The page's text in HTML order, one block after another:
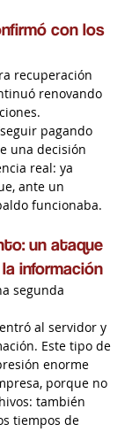
con los
recuperación
renovando
pagando
una decisión
real: ya
ante un
funcionaba.
un ataque
información
segunda
al servidor y
Este tipo de
enorme
porque no
también
tiempos de